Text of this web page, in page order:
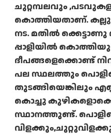
ചുറ്റമ്പലവും
കൊത്തിയതാണ്.
നട. മതിൽ ക്കെട്ടാണു
പ്പാളിയിൽ
ദീപങ്ങളെക്കൊണ്ട്
പല സ്ഥലത്തും
തുടങ്ങിയെങ്കിലും
കൊച്ചു
സ്ഥാനത്തുണ്ട്.